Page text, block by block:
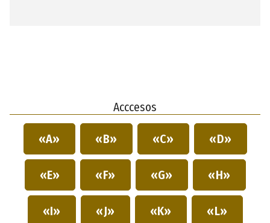
Acccesos
«A» «B» «C» «D»
«E» «F» «G» «H»
«I» «J» «K» «L»